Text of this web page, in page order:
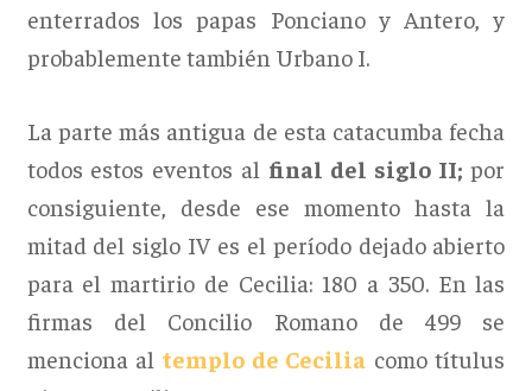
enterrados los papas Ponciano y Antero, y
probablemente también Urbano I.
La parte más antigua de esta catacumba fecha
todos estos eventos al final del siglo II; por
consiguiente, desde ese momento hasta la
mitad del siglo IV es el período dejado abierto
para el martirio de Cecilia: 180 a 350. En las
firmas del Concilio Romano de 499 se
menciona al templo de Cecilia como títulus